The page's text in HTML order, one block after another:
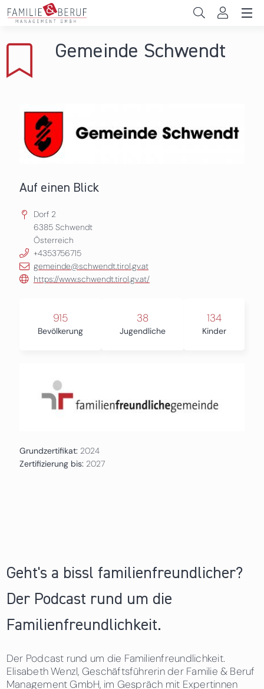
Direkt zum Inhalt
Gemeinden
Persönliche Vereinbarkeit
Das sind wir
Gemeinde Schwendt
Auf einen Blick
Dorf 2
6385 Schwendt
Österreich
+4353756715
gemeinde@schwendt.tirol.gv.at
https://www.schwendt.tirol.gv.at/
915
Bevölkerung
38
Jugendliche
134
Kinder
Grundzertifikat: 2024
Zertifizierung bis: 2027
Geht's a bissl familienfreundlicher?
Der Podcast rund um die
Familienfreundlichkeit.
Der Podcast rund um die Familienfreundlichkeit.
Elisabeth Wenzl, Geschäftsführerin der Familie & Beruf
Management GmbH, im Gespräch mit Expertinnen